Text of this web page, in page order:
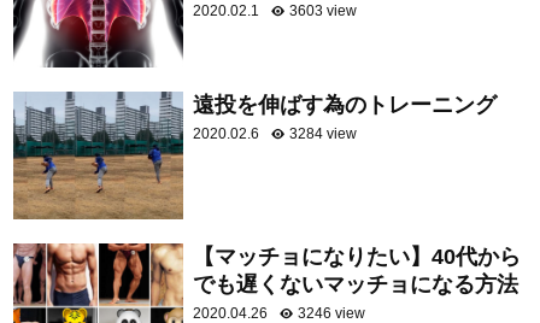
2020.02.1 3603 view
遠投を伸ばす為のトレーニング
2020.02.6 3284 view
【マッチョになりたい】40代から
でも遅くないマッチョになる方法
2020.04.26 3246 view